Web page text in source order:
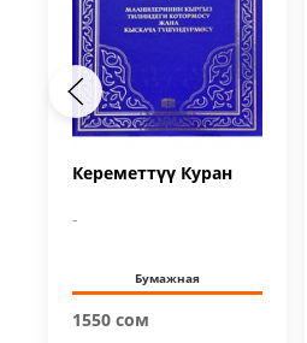
Кереметтүү Куран
-
Бумажная
1550 сом